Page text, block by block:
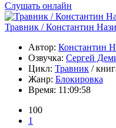
Слушать онлайн
Травник / Константин
Автор: Константин
Озвучка: Сергей
Цикл: Травник /
Жанр: Блокировка
Время: 11:09:58
100
1